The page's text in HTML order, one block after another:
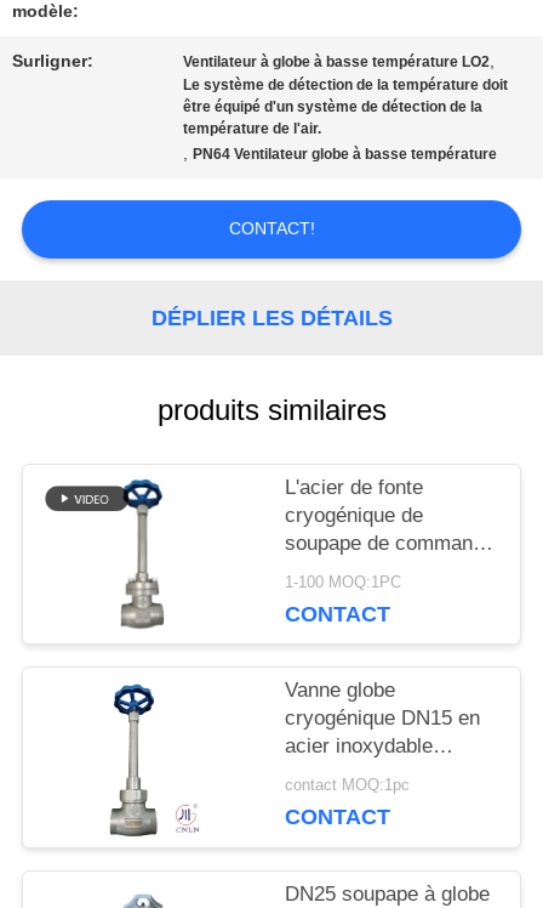
DE
QUALITÉ
CONTACTEZ-
NOUS
NOUVELLES
DEMANDEZ
CITATION
PLAN
POLITIQUE
modèle:
Surligner: Ventilateur à globe à basse température LO2,
Le système de détection de la température doit
être équipé d'un système de détection de la
température de l'air.
,PN64 Ventilateur globe à basse température
CONTACT!
DÉPLIER LES DÉTAILS
produits similaires
L'acier de fonte
cryogénique de
soupape de commande
de globe ou l'acier
le matériel aux besoins
1-100 MOQ:1PC
CONTACT
Vanne globe
cryogénique DN15 en
acier inoxydable
304/316 5.0 MPa
contact MOQ:1pc
CONTACT
DN25 soupape à globe